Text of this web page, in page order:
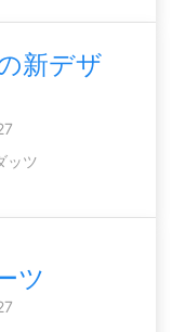
新デザ
ッツ
ツ